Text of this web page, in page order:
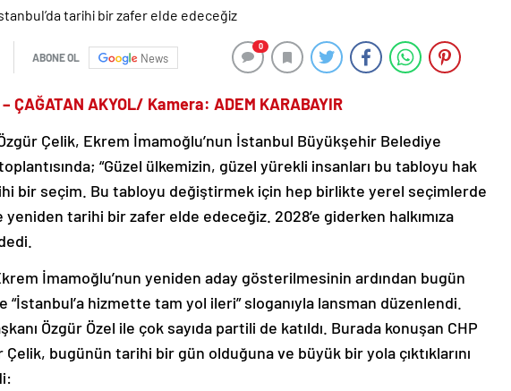
ABONE OL News
0
ÇAĞATAN AKYOL/ Kamera: ADEM KARABAYIR
Çelik, Ekrem İmamoğlu’nun İstanbul Büyükşehir Belediye
toplantısında; “Güzel ülkemizin, güzel yürekli insanları bu tabloyu hak
bir seçim. Bu tabloyu değiştirmek için hep birlikte yerel seçimlerde
yeniden tarihi bir zafer elde edeceğiz. 2028’e giderken halkımıza
İmamoğlu’nun yeniden aday gösterilmesinin ardından bugün
“İstanbul’a hizmette tam yol ileri” sloganıyla lansman düzenlendi.
Özgür Özel ile çok sayıda partili de katıldı. Burada konuşan CHP
Çelik, bugünün tarihi bir gün olduğuna ve büyük bir yola çıktıklarını